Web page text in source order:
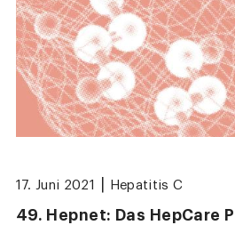
17. Juni 2021 Hepatitis C
49. Hepnet: Das HepCare